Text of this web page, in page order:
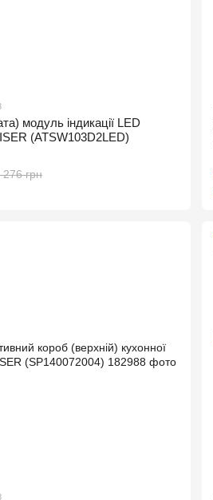
модуль індикації LED
(ATSW103D2LED)
276 грн